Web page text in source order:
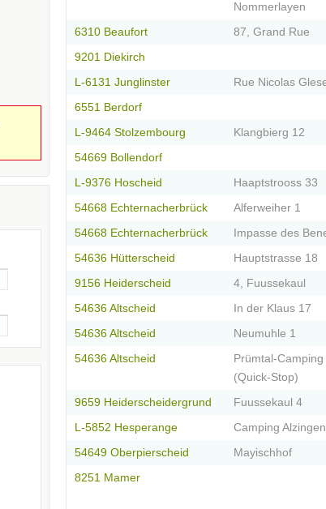
Nommerlayen
6310 Beaufort 87, Grand Rue
9201 Diekirch
L-6131 Junglinster Rue Nicolas
6551 Berdorf
L-9464 Stolzembourg Klangbierg 12
54669 Bollendorf
L-9376 Hoscheid Haaptstrooss 33
54668 Echternacherbrück Alferweiher 1
54668 Echternacherbrück Impasse des
54636 Hütterscheid Hauptstrasse 18
9156 Heiderscheid 4, Fuussekaul
54636 Altscheid In der Klaus 17
54636 Altscheid Neumuhle 1
54636 Altscheid
Prümtal-Camping
(Quick-Stop)
9659 Heiderscheidergrund Fuussekaul 4
L-5852 Hesperange Camping Alzingen
54649 Oberpierscheid Mayischhof
8251 Mamer